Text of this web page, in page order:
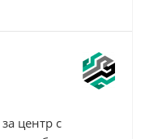
центр с